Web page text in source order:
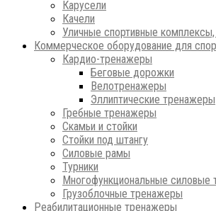
Карусели
Качели
Уличные спортивные
Коммерческое оборудование для
Кардио-тренажеры
Беговые дорожки
Велотренажеры
Эллиптические тренажеры
Гребные тренажеры
Скамьи и стойки
Стойки под штангу
Силовые рамы
Турники
Многофункциональные силовые
Грузоблочные тренажеры
Реабилитационные тренажеры